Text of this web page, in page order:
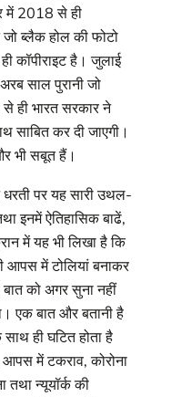
में 2018 से ही
ब्लैक होल की फोटो
कॉपीराइट है। जुलाई
साल पुरानी जो
ही भारत सरकार ने
साबित कर दी जाएगी।
भी सबूत हैं।
पर यह सारी उथल-
इनमें ऐतिहासिक बाढें,
में यह भी लिखा है कि
में टोलियां बनाकर
को अगर सुना नहीं
एक बात और बतानी है
ही घटित होता है
में टकराव, कोरोना
तथा न्यूयॉर्क की